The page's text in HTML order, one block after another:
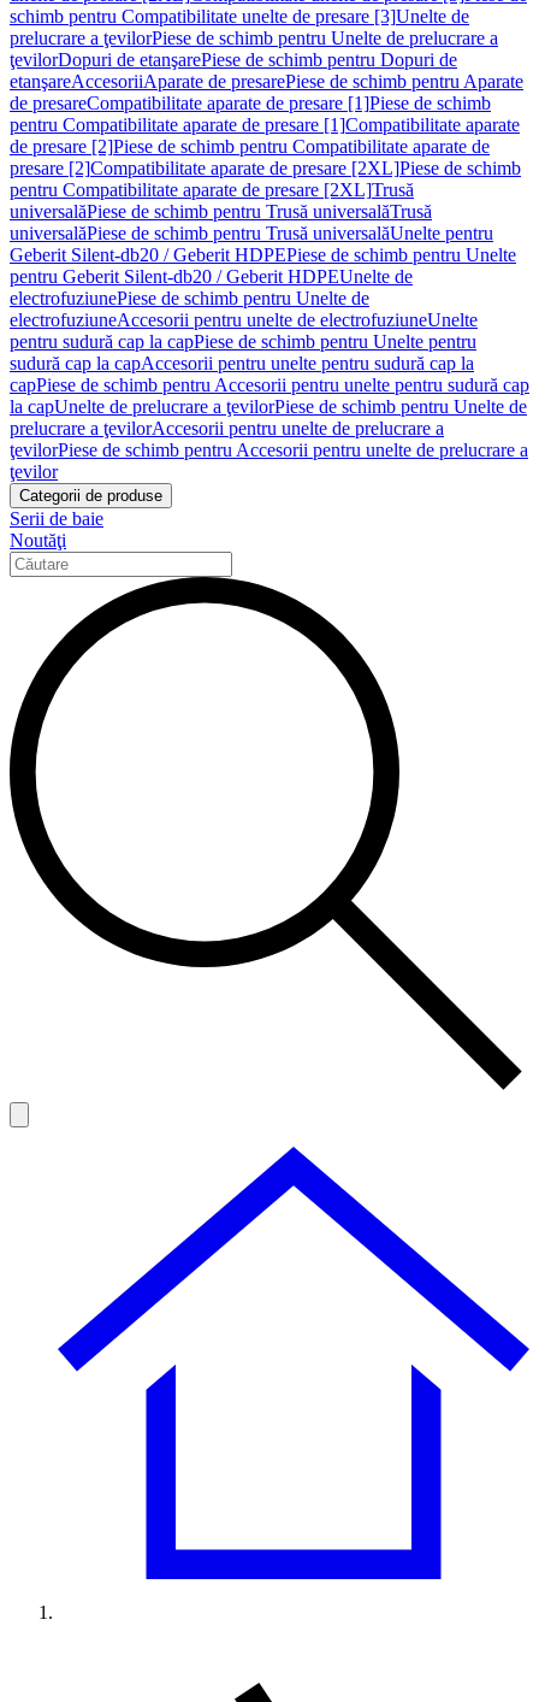
schimb pentru Compatibilitate unelte de presare [3]Unelte de
prelucrare a ţevilorPiese de schimb pentru Unelte de prelucrare a
ţevilorDopuri de etanşarePiese de schimb pentru Dopuri de
etanşareAccesoriiAparate de presarePiese de schimb pentru Aparate
de presareCompatibilitate aparate de presare [1]Piese de schimb
pentru Compatibilitate aparate de presare [1]Compatibilitate aparate
de presare [2]Piese de schimb pentru Compatibilitate aparate de
presare [2]Compatibilitate aparate de presare [2XL]Piese de schimb
pentru Compatibilitate aparate de presare [2XL]Trusă
universalăPiese de schimb pentru Trusă universalăTrusă
universalăPiese de schimb pentru Trusă universalăUnelte pentru
Geberit Silent-db20 / Geberit HDPEPiese de schimb pentru Unelte
pentru Geberit Silent-db20 / Geberit HDPEUnelte de
electrofuziunePiese de schimb pentru Unelte de
electrofuziuneAccesorii pentru unelte de electrofuziuneUnelte
pentru sudură cap la capPiese de schimb pentru Unelte pentru
sudură cap la capAccesorii pentru unelte pentru sudură cap la
capPiese de schimb pentru Accesorii pentru unelte pentru sudură cap
la capUnelte de prelucrare a ţevilorPiese de schimb pentru Unelte de
prelucrare a ţevilorAccesorii pentru unelte de prelucrare a
ţevilorPiese de schimb pentru Accesorii pentru unelte de prelucrare a
ţevilor
Categorii de produse
Serii de baie
Noutăţi